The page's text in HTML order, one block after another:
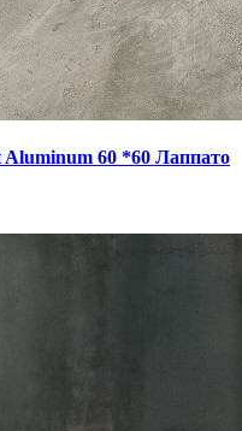
Aluminum 60 *60 Лаппато